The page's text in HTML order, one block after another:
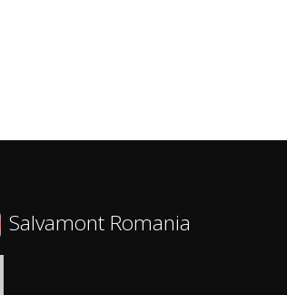
Salvamont Romania